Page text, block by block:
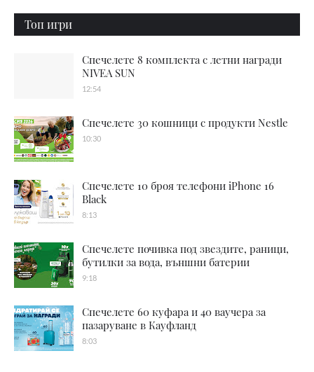
Топ игри
Спечелете 8 комплекта с летни награди
NIVEA SUN
12:54
Спечелете 30 кошници с продукти Nestle
10:30
Спечелете 10 броя телефони iPhone 16
Black
8:13
Спечелете почивка под звездите, раници,
бутилки за вода, външни батерии
9:18
Спечелете 60 куфара и 40 ваучера за
пазаруване в Кауфланд
8:03